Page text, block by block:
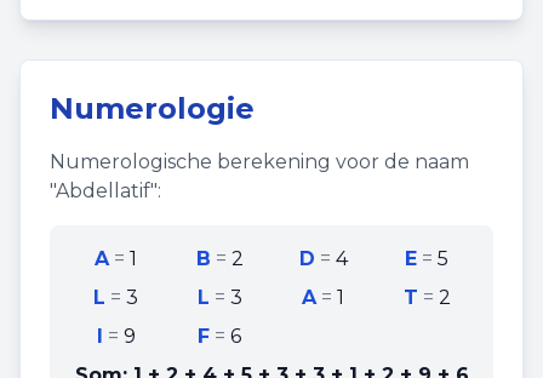
Numerologie
Numerologische berekening voor de naam
"Abdellatif":
A=1 B = 2 D = 4 E =5
L =3 L = 3 A=1 T = 2
I = 9 F =6